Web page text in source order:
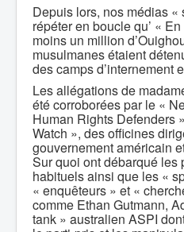
Depuis lors, nos médias
répéter en boucle qu’ «
moins un million
musulmanes étaient
des camps d’internement
Les allégations de
été corroborées par le «
Human Rights Defenders
Watch », des officines
gouvernement américain
Sur quoi ont débarqué les
habituels ainsi que les «
« enquêteurs » et «
comme Ethan Gutmann,
tank » australien ASPI